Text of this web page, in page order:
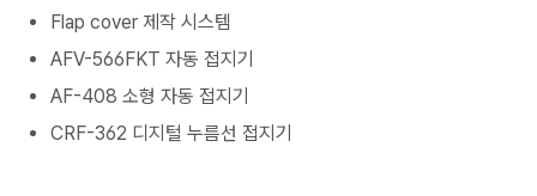
Flap cover 제작 시스템
AFV-566FKT 자동 접지기
AF-408 소형 자동 접지기
CRF-362 디지털 누름선 접지기